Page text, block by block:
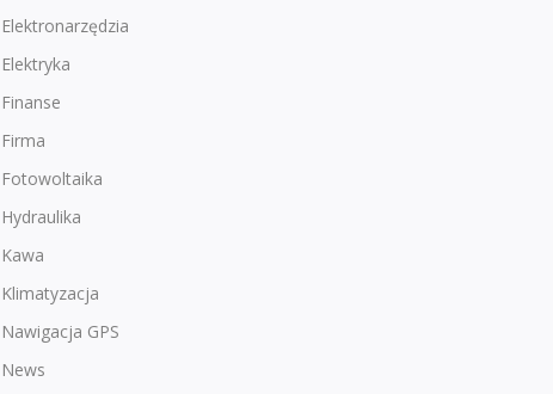
Elektronarzędzia
Elektryka
Finanse
Firma
Fotowoltaika
Hydraulika
Kawa
Klimatyzacja
Nawigacja GPS
News